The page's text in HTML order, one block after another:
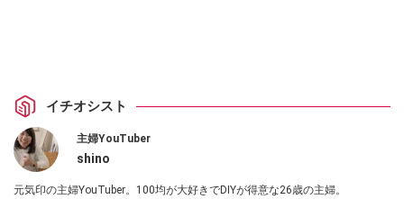
イチオシスト
主婦YouTuber
shino
元気印の主婦YouTuber。100均が大好きでDIYが得意な26歳の主婦。